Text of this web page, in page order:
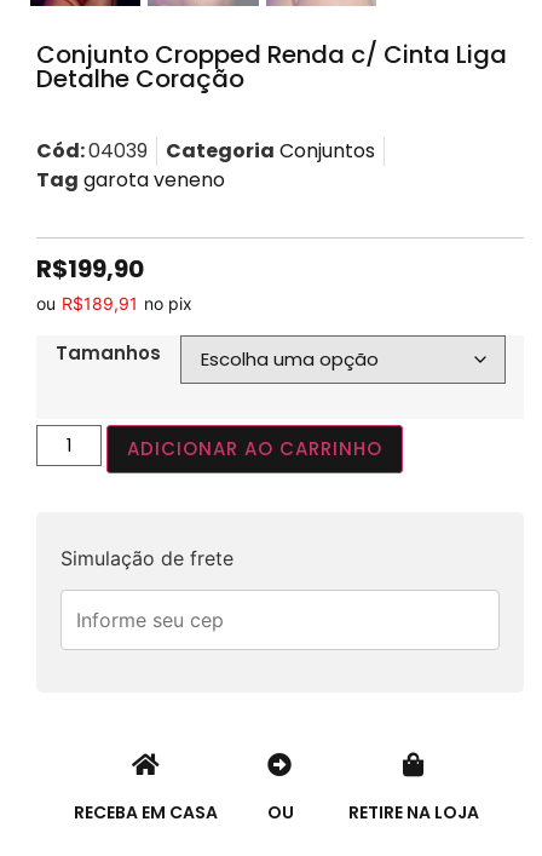
Conjunto Cropped Renda c/ Cinta Liga
Detalhe Coração
Cód:04039 Categoria Conjuntos
Tag garota veneno
R$199,90
ou R$189,91 no pix
Tamanhos
ADICIONAR AO CARRINHO
Simulação de frete
RECEBA EM CASA OU RETIRE NA LOJA